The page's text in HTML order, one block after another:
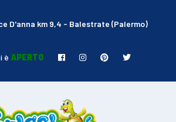
D'anna km 9,4 - Balestrate (Palermo)
è APERTO